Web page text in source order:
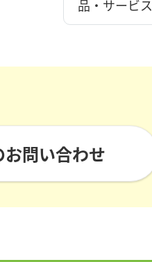
品・サービス
問い合わせ